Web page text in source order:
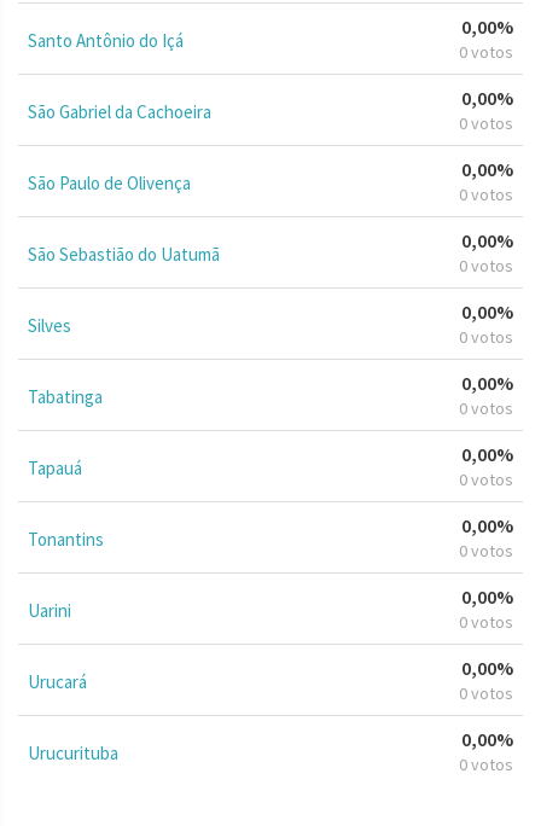
Santo Antônio do Içá
0,00%
0 votos
São Gabriel da Cachoeira
0,00%
0 votos
São Paulo de Olivença
0,00%
0 votos
São Sebastião do Uatumã
0,00%
0 votos
Silves
0,00%
0 votos
Tabatinga
0,00%
0 votos
Tapauá
0,00%
0 votos
Tonantins
0,00%
0 votos
Uarini
0,00%
0 votos
Urucará
0,00%
0 votos
Urucurituba
0,00%
0 votos